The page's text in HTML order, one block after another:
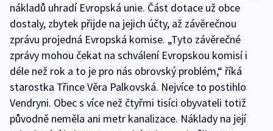
nákladů uhradí Evropská unie. Část dotace už obce
dostaly, zbytek přijde na jejich účty, až závěrečnou
zprávu projedná Evropská komise. „Tyto závěrečné
zprávy mohou čekat na schválení Evropskou komisí i
déle než rok a to je pro nás obrovský problém,“ říká
starostka Třince Věra Palkovská. Nejvíce to postihlo
Vendryni. Obec s více než čtyřmi tisíci obyvateli totiž
původně neměla ani metr kanalizace. Náklady na její